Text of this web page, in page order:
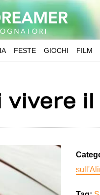
FESTE GIOCHI FILM
vivere il